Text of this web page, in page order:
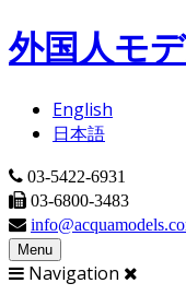
メインコンテンツに
外国人モ
English
日本語
03-5422-6931
03-6800-3483
Menu
Navigation